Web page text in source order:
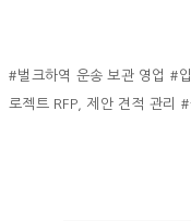
#벌크하역 운송 보관 영업 #
로젝트 RFP, 제안 견적 관리